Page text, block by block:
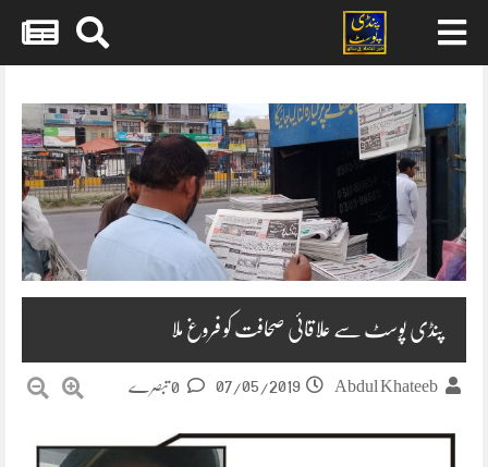
content
پنڈی پوسٹ سے علاقائی صحافت کو فروغ ملا
Abdul Khateeb
07/05/2019